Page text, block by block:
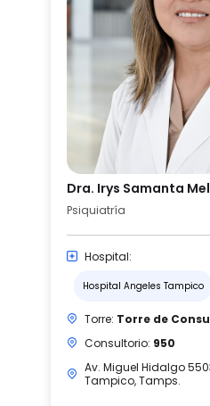
Dra. Irys Samanta
Psiquiatría
Hospital:
Hospital Angeles Tampico
Torre: Torre de
Consultorio: 950
Av. Miguel Hidalgo
Tampico, Tamps.